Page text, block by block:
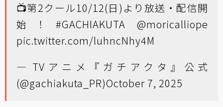
📺第2クール10/12(日)より放送・配信開
始！ #GACHIAKUTA
@moricalliope
pic.twitter.com/luhncNhy4M
— TVアニメ『ガチアクタ』公式
(@gachiakuta_PR)October 7, 2025